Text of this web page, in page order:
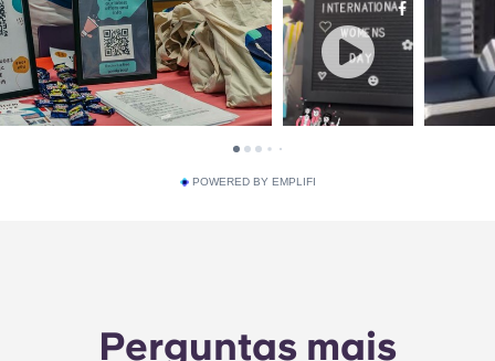
POWERED BY EMPLIFI
Perguntas mais